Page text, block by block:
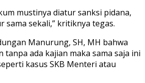
mustinya diatur sanksi pidana,
sama sekali,” kritiknya tegas.
Manurung, SH, MH bahwa
tanpa ada kajian maka sama saja ini
kasus SKB Menteri atau